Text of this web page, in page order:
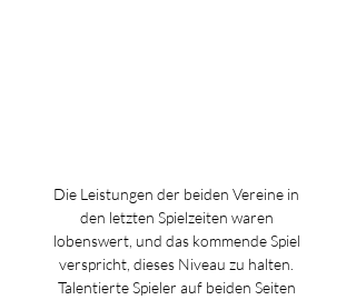
Die Leistungen der beiden Vereine in
den letzten Spielzeiten waren
lobenswert, und das kommende Spiel
verspricht, dieses Niveau zu halten.
Talentierte Spieler auf beiden Seiten